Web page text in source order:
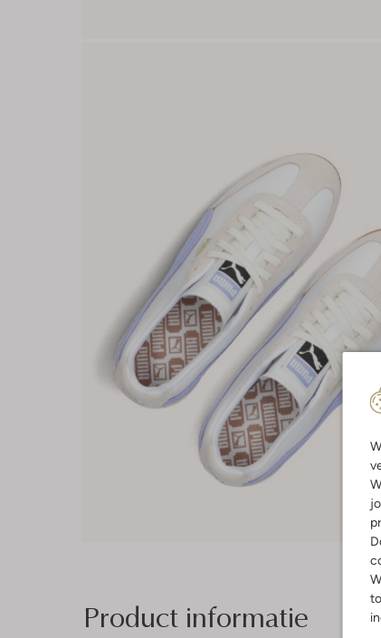
Product informatie